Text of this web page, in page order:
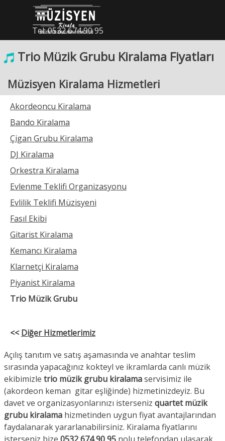
Tel: 0532 674 90 95
Menüyü atla
Trio Müzik Grubu Kiralama Fiyatları
Müzisyen Kiralama Hizmetleri
Akordeoncu Kiralama
Bando Kiralama
Çigan Grubu Kiralama
DJ Kiralama
Orkestra Kiralama
Evlenme Teklifi Organizasyonu
Evlilik Teklifi Müzisyeni
Fasıl Ekibi
Gitarist Kiralama
Kemancı Kiralama
Klarnetçi Kiralama
Piyanist Kiralama
Trio Müzik Grubu
<<Diğer Hizmetlerimiz
Açılış tanıtım ve satış aşamasında ve anahtar teslim
sırasında yapacağınız kokteyl ve ikramlarda canlı müzik
ekibimizle trio müzik grubu kiralamaservisimiz ile
(akordeon keman gitar eşliğinde) hizmetinizdeyiz. Bu
davet ve organizasyonlarınızı isterseniz quartet müzik
grubu kiralama hizmetinden uygun fiyat avantajlarından
faydalanarak yararlanabilirsiniz. Kiralama fiyatlarını